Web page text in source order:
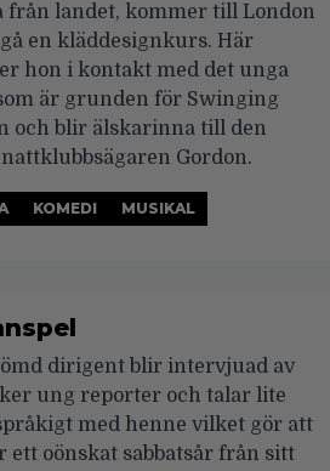
från landet, kommer till London
en kläddesignkurs. Här
hon i kontakt med det unga
är grunden för Swinging
och blir älskarinna till den
Gordon.
KOMEDI MUSIKAL
dirigent blir intervjuad av
ung reporter och talar lite
med henne vilket gör att
ett oönskat sabbatsår från sitt